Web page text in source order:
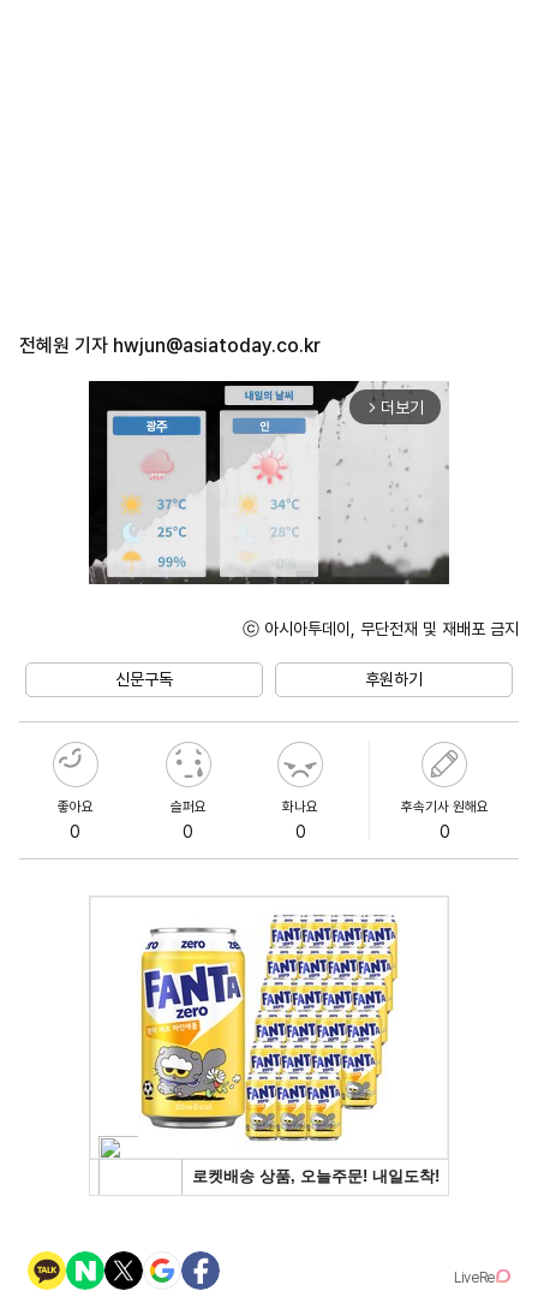
전혜원 기자 hwjun@asiatoday.co.kr
arrow_forward_ios 더보기
ⓒ 아시아투데이, 무단전재 및 재배포 금지
신문구독 후원하기
좋아요
0
슬퍼요
0
화나요
0
후속기사 원해요
0